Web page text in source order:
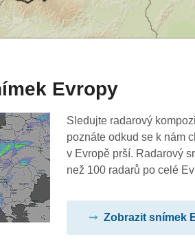
Evropy
Sledujte radarový
poznáte odkud se k nám
v Evropě prší. Radarový
než 100 radarů po celé
Zobrazit snímek